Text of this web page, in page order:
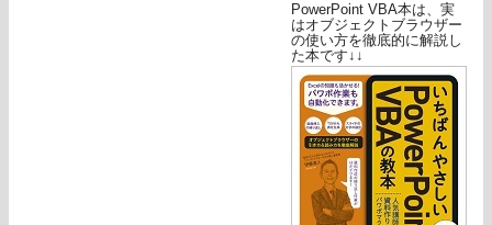
PowerPoint VBA本は、実
はオブジェクトブラウザー
の使い方を徹底的に解説し
た本です↓↓